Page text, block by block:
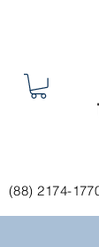
(88) 2174-